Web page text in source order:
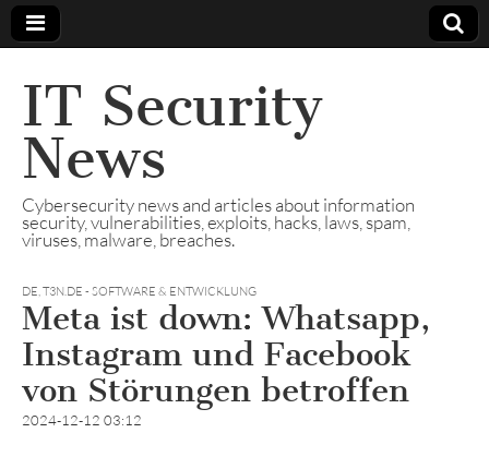
IT Security
News
Cybersecurity news and articles about information
security, vulnerabilities, exploits, hacks, laws, spam,
viruses, malware, breaches.
DE,T3N.DE - SOFTWARE & ENTWICKLUNG
Meta ist down: Whatsapp,
Instagram und Facebook
von Störungen betroffen
2024-12-12 03:12